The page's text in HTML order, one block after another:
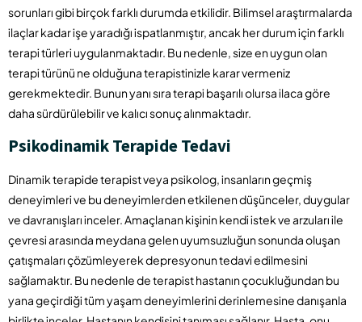
sorunları gibi birçok farklı durumda etkilidir. Bilimsel araştırmalarda
ilaçlar kadar işe yaradığı ispatlanmıştır, ancak her durum için farklı
terapi türleri uygulanmaktadır. Bu nedenle, size en uygun olan
terapi türünü ne olduğuna terapistinizle karar vermeniz
gerekmektedir. Bunun yanı sıra terapi başarılı olursa ilaca göre
daha sürdürülebilir ve kalıcı sonuç alınmaktadır.
Psikodinamik Terapide Tedavi
Dinamik terapide terapist veya psikolog, insanların geçmiş
deneyimleri ve bu deneyimlerden etkilenen düşünceler, duygular
ve davranışları inceler. Amaçlanan kişinin kendi istek ve arzuları ile
çevresi arasında meydana gelen uyumsuzluğun sonunda oluşan
çatışmaları çözümleyerek depresyonun tedavi edilmesini
sağlamaktır. Bu nedenle de terapist hastanın çocukluğundan bu
yana geçirdiği tüm yaşam deneyimlerini derinlemesine danışanla